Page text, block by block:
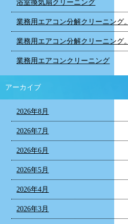
浴室換気扇クリーニング
業務用エアコン分解クリーニング。
業務用エアコン分解クリーニング。
業務用エアコンクリーニング
アーカイブ
2026年8月
2026年7月
2026年6月
2026年5月
2026年4月
2026年3月